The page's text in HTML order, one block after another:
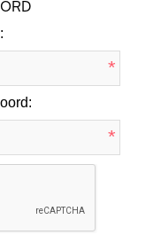
*
*